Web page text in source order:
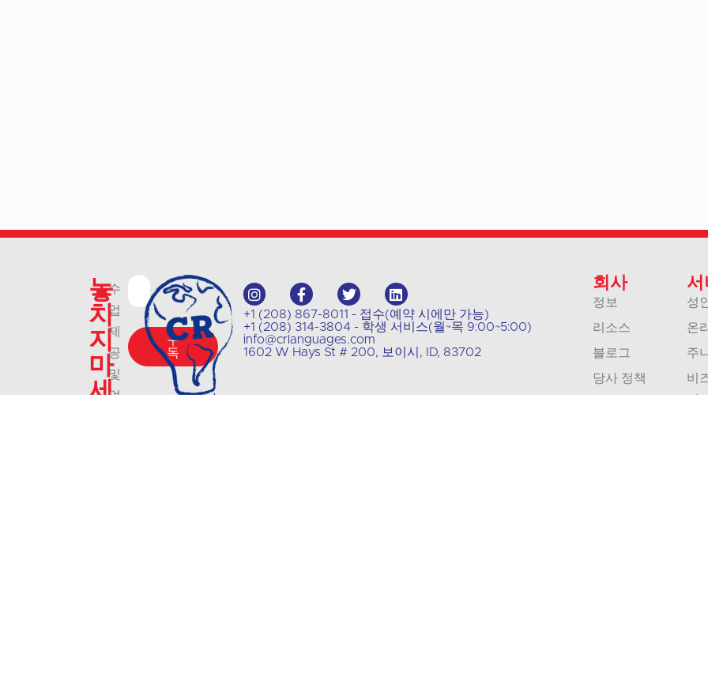
놓
치
지
마
세
수
업
제
공
및
업
구
독
+1 (208) 867-8011 - 접수(예약 시에만 가능)
+1 (208) 314-3804 - 학생 서비스(월~목 9:00~5:00)
info@crlanguages.com
1602 W Hays St # 200, 보이시, ID, 83702
회사
정보
리소스
블로그
당사 정책
서
성
온
주
비